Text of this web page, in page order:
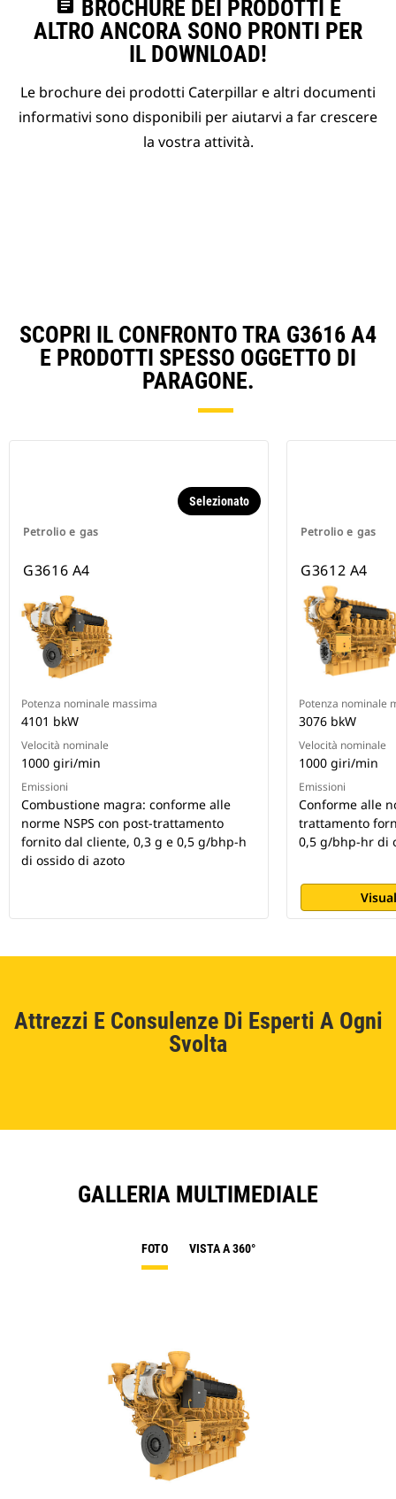
assignment
BROCHURE DEI PRODOTTI E
ALTRO ANCORA SONO PRONTI PER
IL DOWNLOAD!
Le brochure dei prodotti Caterpillar e altri documenti
informativi sono disponibili per aiutarvi a far crescere
la vostra attività.
SCOPRI IL CONFRONTO TRA G3616 A4
E PRODOTTI SPESSO OGGETTO DI
PARAGONE.
Petrolio e gas
Selezionato
G3616 A4
Potenza nominale massima
4101 bkW
Velocità nominale
1000 giri/min
Emissioni
Combustione magra: conforme alle
norme NSPS con post-trattamento
fornito dal cliente, 0,3 g e 0,5 g/bhp-h
di ossido di azoto
Petrolio e gas
G3612 A4
Potenza nominale
3076 bkW
Velocità nominale
1000 giri/min
Emissioni
Conforme alle
trattamento
0,5 g/bhp-hr di
Attrezzi E Consulenze Di Esperti A Ogni
Svolta
GALLERIA MULTIMEDIALE
FOTO VISTA A 360°